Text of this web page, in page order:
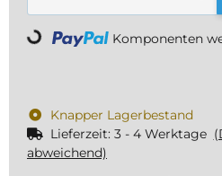
Loading... Komponenten
Knapper Lagerbestand
Lieferzeit: 3 - 4 Werktage
abweichend)